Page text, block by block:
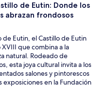
de Eutin: Donde los
abrazan frondosos
Eutin, el Castillo de Eutin
que combina a la
natural. Rodeado de
esta joya cultural invita a los
salones y pintorescos
exposiciones en la Fundación